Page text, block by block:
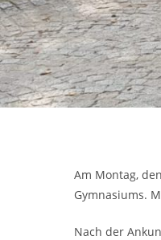
Am Montag,
Gymnasiums.
Nach der